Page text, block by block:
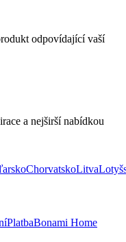
odpovídající vaší
a nejširší nabídkou
ChorvatskoLitva
PlatbaBonami Home